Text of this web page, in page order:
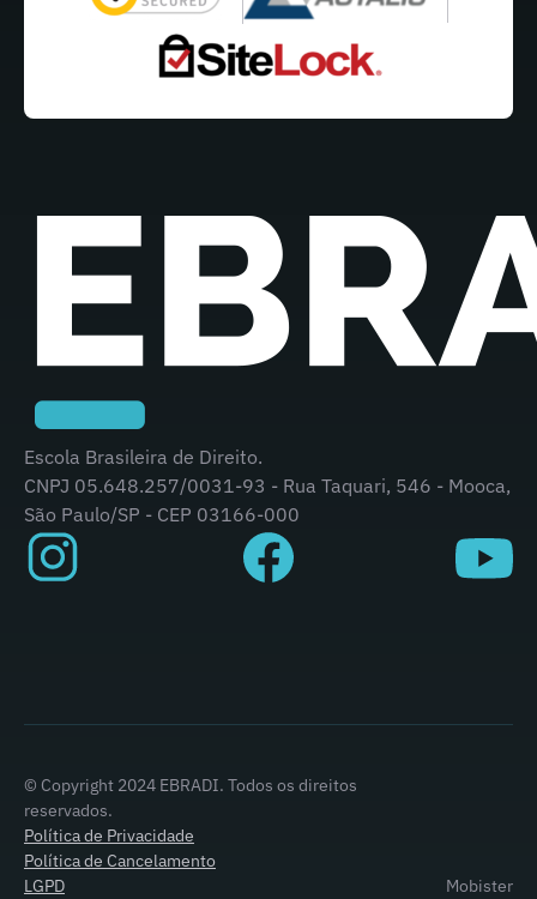
Escola Brasileira de Direito.
CNPJ 05.648.257/0031-93 - Rua Taquari, 546 - Mooca,
São Paulo/SP - CEP 03166-000
© Copyright 2024 EBRADI. Todos os direitos
reservados.
Política de Privacidade
Política de Cancelamento
LGPD
Mobister